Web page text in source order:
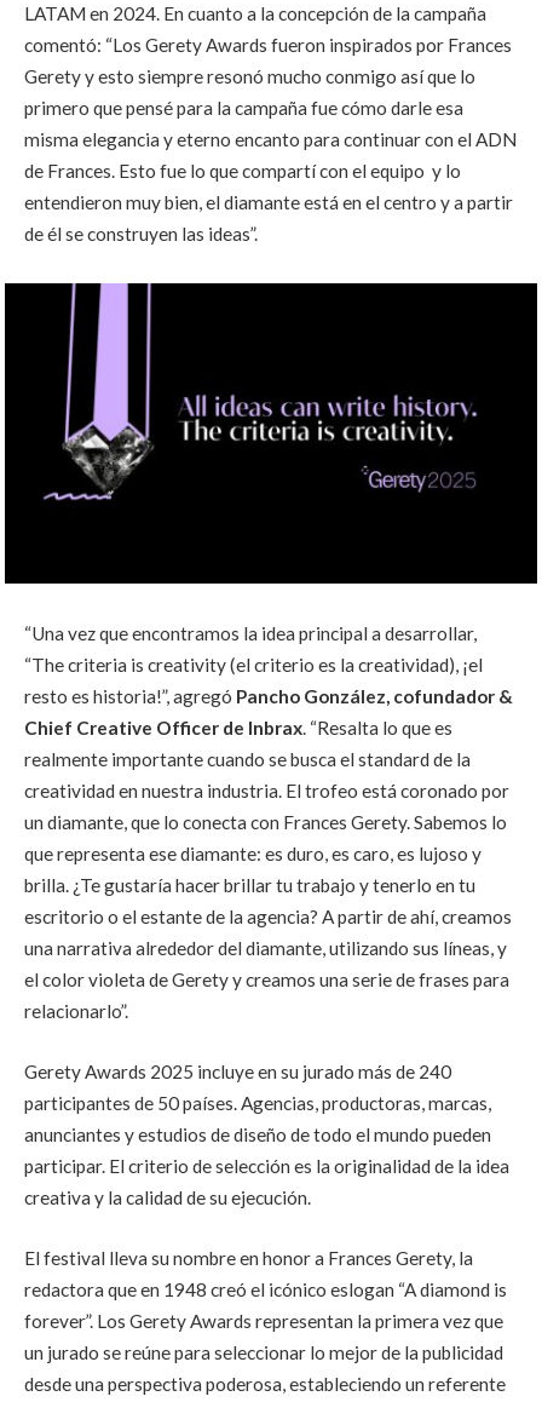
LATAM en 2024. En cuanto a la concepción de la campaña
comentó: “Los Gerety Awards fueron inspirados por Frances
Gerety y esto siempre resonó mucho conmigo así que lo
primero que pensé para la campaña fue cómo darle esa
misma elegancia y eterno encanto para continuar con el ADN
de Frances. Esto fue lo que compartí con el equipo y lo
entendieron muy bien, el diamante está en el centro y a partir
de él se construyen las ideas”.
“Una vez que encontramos la idea principal a desarrollar,
“The criteria is creativity (el criterio es la creatividad), ¡el
resto es historia!”, agregó Pancho González, cofundador &
Chief Creative Officer de Inbrax. “Resalta lo que es
realmente importante cuando se busca el standard de la
creatividad en nuestra industria. El trofeo está coronado por
un diamante, que lo conecta con Frances Gerety. Sabemos lo
que representa ese diamante: es duro, es caro, es lujoso y
brilla. ¿Te gustaría hacer brillar tu trabajo y tenerlo en tu
escritorio o el estante de la agencia? A partir de ahí, creamos
una narrativa alrededor del diamante, utilizando sus líneas, y
el color violeta de Gerety y creamos una serie de frases para
relacionarlo”.
Gerety Awards 2025 incluye en su jurado más de 240
participantes de 50 países. Agencias, productoras, marcas,
anunciantes y estudios de diseño de todo el mundo pueden
participar. El criterio de selección es la originalidad de la idea
creativa y la calidad de su ejecución.
El festival lleva su nombre en honor a Frances Gerety, la
redactora que en 1948 creó el icónico eslogan “A diamond is
forever”. Los Gerety Awards representan la primera vez que
un jurado se reúne para seleccionar lo mejor de la publicidad
desde una perspectiva poderosa, estableciendo un referente